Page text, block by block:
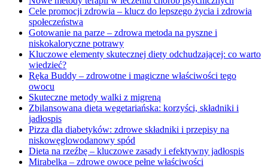
Cele promocji zdrowia – klucz do lepszego życia i zdrowia
społeczeństwa
Gotowanie na parze – zdrowa metoda na pyszne i
niskokaloryczne potrawy
Kluczowe elementy skutecznej diety odchudzającej: co warto
wiedzieć?
Ręka Buddy – zdrowotne i magiczne właściwości tego
owocu
Skuteczne metody walki z migreną
Zbilansowana dieta wegetariańska: korzyści, składniki i
jadłospis
Pizza dla diabetyków: zdrowe składniki i przepisy na
niskowęglowodanowy spód
Dieta na rzeźbę – kluczowe zasady i efektywny jadłospis
Mirabelka – zdrowe owoce pełne właściwości